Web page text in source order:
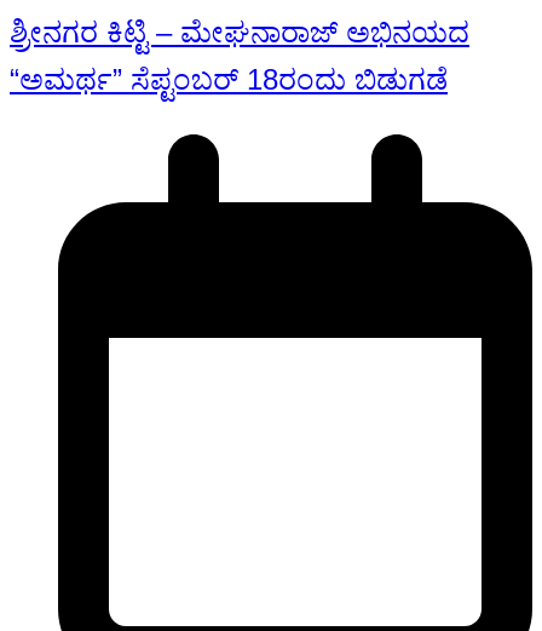
ಶ್ರೀನಗರ ಕಿಟ್ಟಿ – ಮೇಘನಾರಾಜ್ ಅಭಿನಯದ
“ಅಮರ್ಥ” ಸೆಪ್ಟಂಬರ್ 18ರಂದು ಬಿಡುಗಡೆ